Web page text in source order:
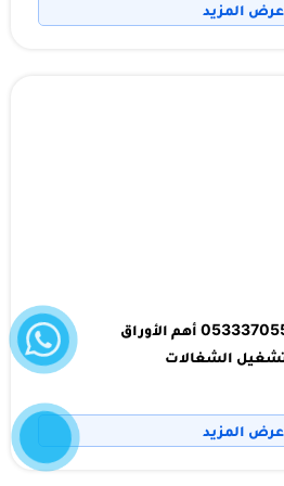
عرض المزيد
شغالات للتنازل تبوك 0533370553 أهم الأوراق
الشغالات
عرض المزيد
واتساب
الآن